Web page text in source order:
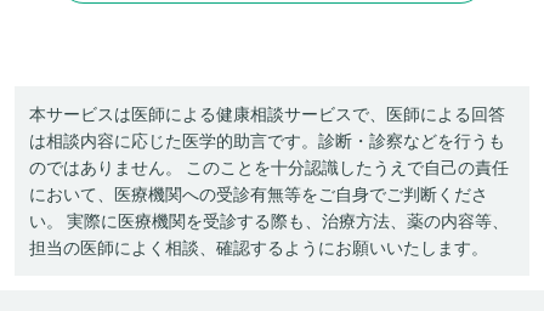
本サービスは医師による健康相談サービスで、医師による回答
は相談内容に応じた医学的助言です。診断・診察などを行うも
のではありません。 このことを十分認識したうえで自己の責任
において、医療機関への受診有無等をご自身でご判断くださ
い。 実際に医療機関を受診する際も、治療方法、薬の内容等、
担当の医師によく相談、確認するようにお願いいたします。